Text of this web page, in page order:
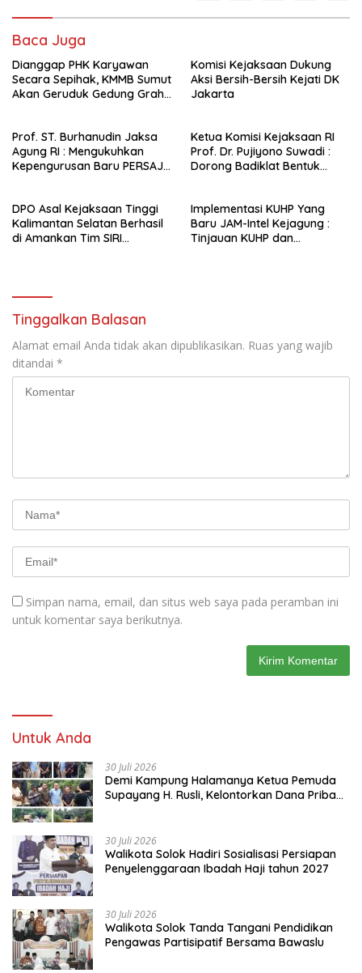
Baca Juga
Dianggap PHK Karyawan
Secara Sepihak, KMMB Sumut
Akan Geruduk Gedung Graha
Komisi Kejaksaan Dukung
Aksi Bersih-Bersih Kejati DK
Jakarta
Prof. ST. Burhanudin Jaksa
Agung RI : Mengukuhkan
Kepengurusan Baru PERSAJA
Ketua Komisi Kejaksaan RI
Prof. Dr. Pujiyono Suwadi :
Dorong Badiklat Bentuk
DPO Asal Kejaksaan Tinggi
Kalimantan Selatan Berhasil
di Amankan Tim SIRI
Implementasi KUHP Yang
Baru JAM-Intel Kejagung :
Tinjauan KUHP dan
Tinggalkan Balasan
Alamat email Anda tidak akan dipublikasikan. Ruas yang wajib
ditandai *
Simpan nama, email, dan situs web saya pada peramban ini
untuk komentar saya berikutnya.
Untuk Anda
30 Juli 2026
Demi Kampung Halamanya Ketua Pemuda
Supayang H. Rusli, Kelontorkan Dana Pribadi
30 Juli 2026
Walikota Solok Hadiri Sosialisasi Persiapan
Penyelenggaraan Ibadah Haji tahun 2027
30 Juli 2026
Walikota Solok Tanda Tangani Pendidikan
Pengawas Partisipatif Bersama Bawaslu